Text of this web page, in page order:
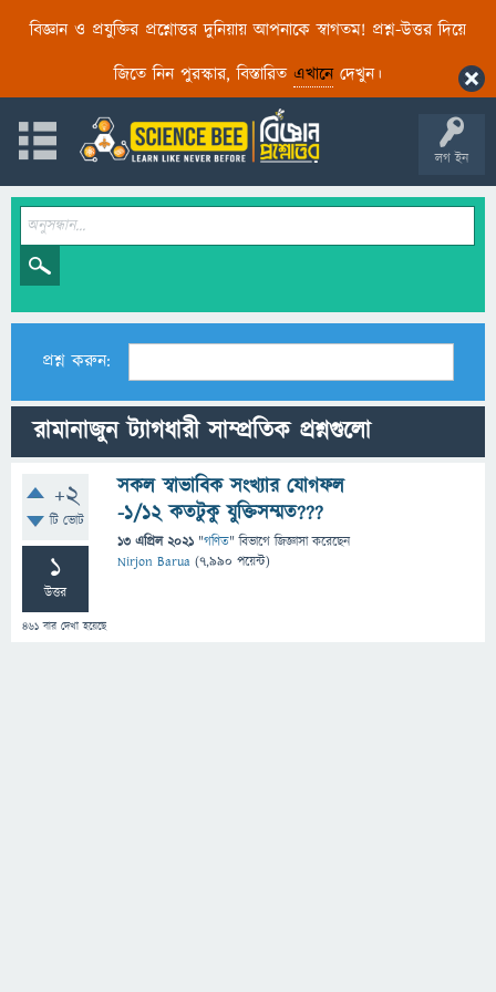
বিজ্ঞান ও প্রযুক্তির প্রশ্নোত্তর দুনিয়ায় আপনাকে স্বাগতম! প্রশ্ন-উত্তর দিয়ে
জিতে নিন পুরস্কার, বিস্তারিত এখানেদেখুন।
লগ ইন
প্রশ্ন করুন:
রামানাজুন ট্যাগধারী সাম্প্রতিক প্রশ্নগুলো
+2
টি ভোট
1
উত্তর
461 বার দেখা হয়েছে
সকল স্বাভাবিক সংখ্যার যোগফল
-১/১২ কতটুকু যুক্তিসম্মত???
13 এপ্রিল 2021 "গণিত" বিভাগে জিজ্ঞাসাকরেছেন
Nirjon Barua (7,990 পয়েন্ট)